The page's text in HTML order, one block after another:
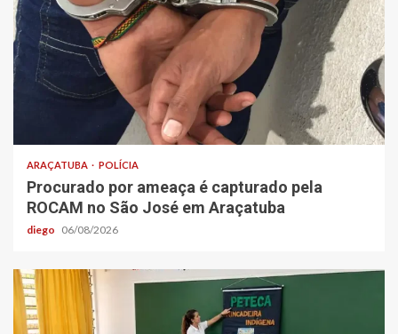
ARAÇATUBA POLÍCIA
Procurado por ameaça é capturado pela
ROCAM no São José em Araçatuba
diego 06/08/2026